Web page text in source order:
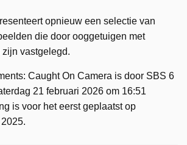
opnieuw een selectie van
die door ooggetuigen met
vastgelegd.
Caught On Camera is door SBS 6
21 februari 2026 om 16:51
is voor het eerst geplaatst op